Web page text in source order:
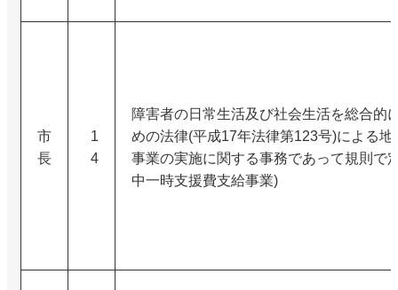
市
長
1
4
障害者の日常生活及び社会生活を総合的
めの法律(平成17年法律第123号)による地
事業の実施に関する事務であって規則で
中一時支援費支給事業)